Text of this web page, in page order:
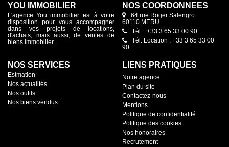
YOU IMMOBILIER
L'agence You immobilier est à votre
disposition pour vous accompagner
dans vos projets de locations,
d'achats, mais aussi, de ventes de
biens immobilier.
NOS COORDONNÉES
64 rue Roger Salengro
60110 MERU
Tél. : +33 3 65 33 00 90
Tél. Location : +33 3 65 33 00
90
NOS SERVICES
Estmation
Nos actualités
Nos outils
Nos biens vendus
LIENS PRATIQUES
Notre agence
Plan du site
Contactez-nous
Mentions
Politique de confidentialité
Politique des cookies
Nos honoraires
Recrutement